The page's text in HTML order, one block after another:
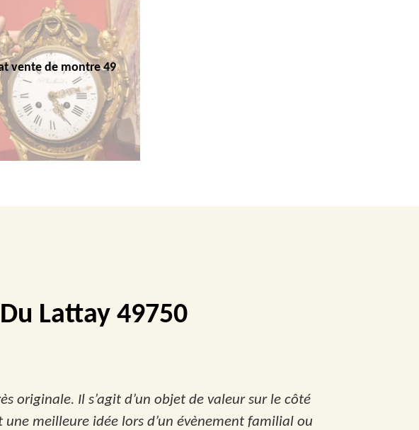
vente de montre 49
Lattay 49750
originale. Il s’agit d’un objet de valeur sur le côté
meilleure idée lors d’un évènement familial ou